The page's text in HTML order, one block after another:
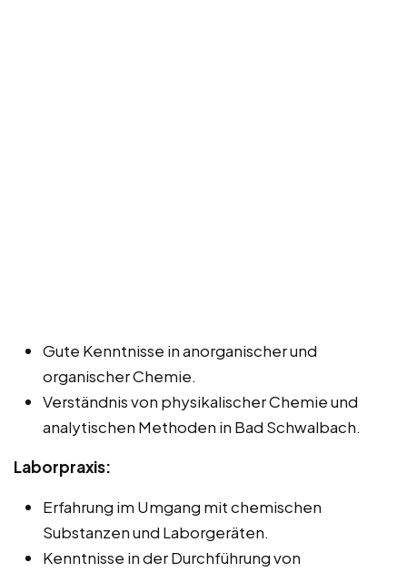
Gute Kenntnisse in anorganischer und
organischer Chemie.
Verständnis von physikalischer Chemie und
analytischen Methoden in Bad Schwalbach.
Laborpraxis:
Erfahrung im Umgang mit chemischen
Substanzen und Laborgeräten.
Kenntnisse in der Durchführung von